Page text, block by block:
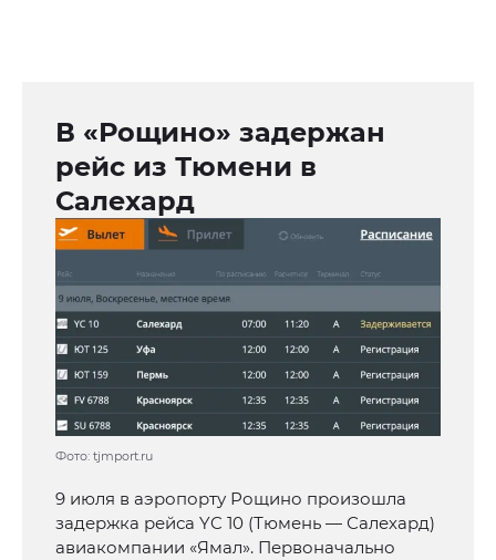
В «Рощино» задержан
рейс из Тюмени в
Салехард
Фото: tjmport.ru
9 июля в аэропорту Рощино произошла
задержка рейса YC 10 (Тюмень — Салехард)
авиакомпании «Ямал». Первоначально